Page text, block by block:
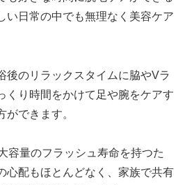
い日常の中でも無理なく美容ケア
後のリラックスタイムに脇やVラ
くり時間をかけて足や腕をケアす
ができます。
容量のフラッシュ寿命を持つた
心配もほとんどなく、家族で共有